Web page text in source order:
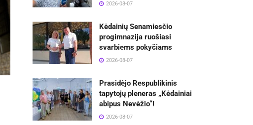
2026-08-07
Kėdainių Senamiesčio
progimnazija ruošiasi
svarbiems pokyčiams
2026-08-07
Prasidėjo Respublikinis
tapytojų pleneras „Kėdainiai
abipus Nevėžio“!
2026-08-07